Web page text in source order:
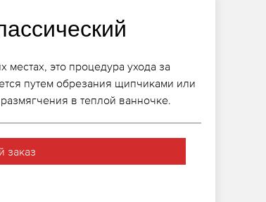
местах, это процедура ухода за
путем обрезания щипчиками или
в теплой ванночке.
заказ